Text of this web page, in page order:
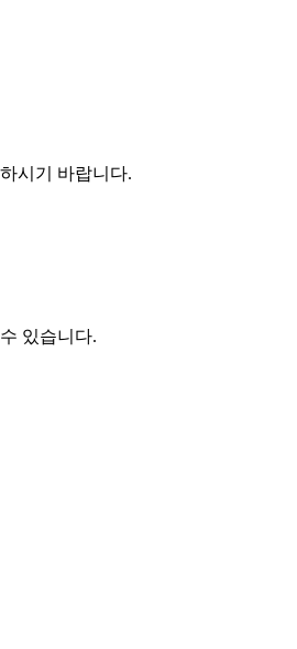
시기 바랍니다.
있습니다.